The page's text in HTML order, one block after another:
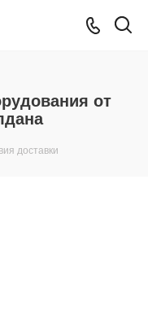
от
доставки